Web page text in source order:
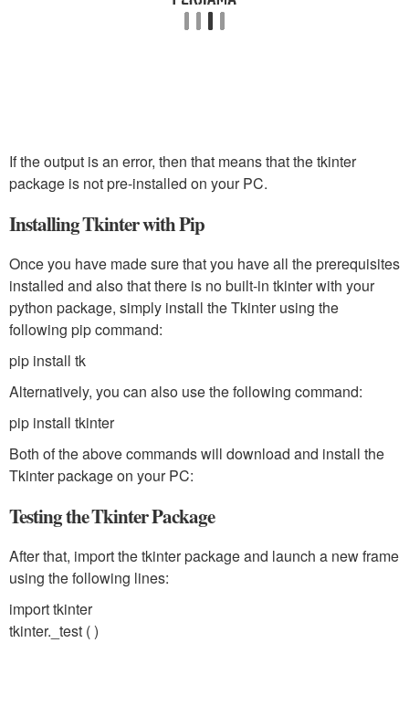
If the output is an error, then that means that the tkinter
package is not pre-installed on your PC.
Installing Tkinter with Pip
Once you have made sure that you have all the prerequisites
installed and also that there is no built-in tkinter with your
python package, simply install the Tkinter using the
following pip command:
pip install tk
Alternatively, you can also use the following command:
pip install tkinter
Both of the above commands will download and install the
Tkinter package on your PC:
Testing the Tkinter Package
After that, import the tkinter package and launch a new frame
using the following lines:
import tkinter
tkinter._test ( )